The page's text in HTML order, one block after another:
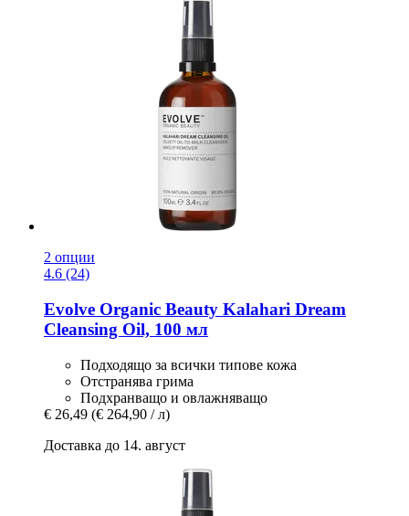
2 опции
4.6 (24)
Evolve Organic Beauty Kalahari Dream
Cleansing Oil, 100 мл
Подходящо за всички типове кожа
Отстранява грима
Подхранващо и овлажняващо
€ 26,49 (€ 264,90 / л)
Доставка до 14. август